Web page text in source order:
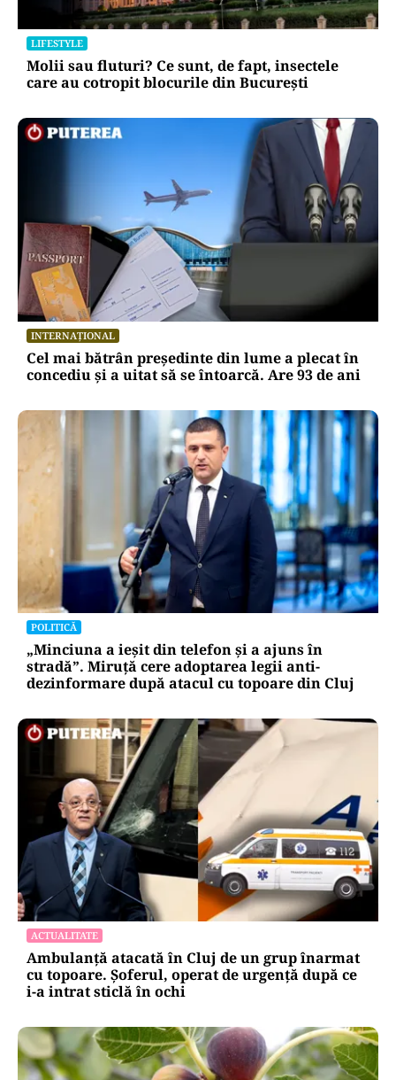
publice
Alte Articole Importante
LIFESTYLE
Molii sau fluturi? Ce sunt, de fapt, insectele
care au cotropit blocurile din București
INTERNAȚIONAL
Cel mai bătrân președinte din lume a plecat în
concediu și a uitat să se întoarcă. Are 93 de ani
POLITICĂ
„Minciuna a ieșit din telefon și a ajuns în
stradă”. Miruță cere adoptarea legii anti-
dezinformare după atacul cu topoare din Cluj